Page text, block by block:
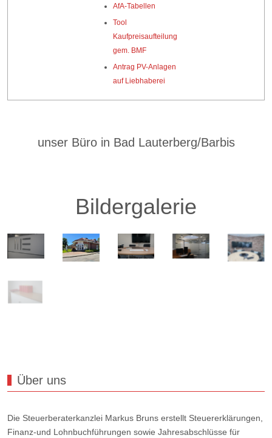
AfA-Tabellen
Tool
Kaufpreisaufteilung
gem. BMF
Antrag PV-Anlagen
auf Liebhaberei
unser Büro in Bad Lauterberg/Barbis
Bildergalerie
Über uns
Die Steuerberaterkanzlei Markus Bruns erstellt Steuererklärungen,
Finanz-und Lohnbuchführungen sowie Jahresabschlüsse für